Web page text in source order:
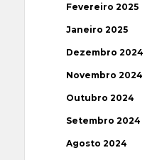
Fevereiro 2025
Janeiro 2025
Dezembro 2024
Novembro 2024
Outubro 2024
Setembro 2024
Agosto 2024